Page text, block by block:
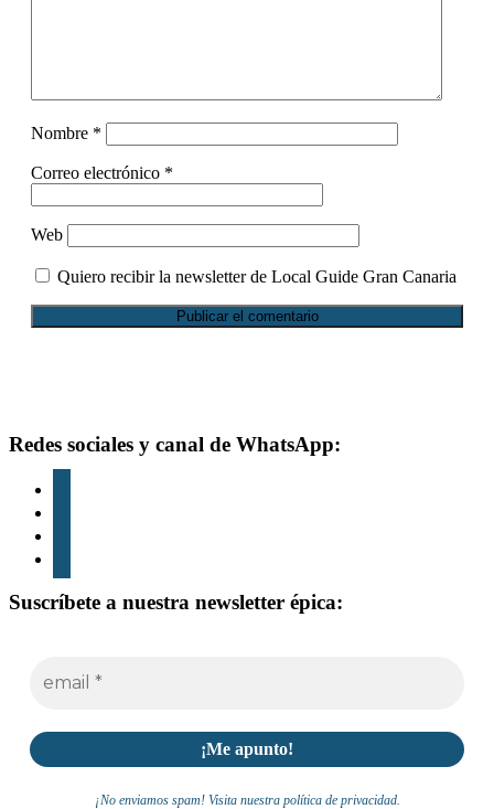
Nombre *
Correo electrónico *
Web
Quiero recibir la newsletter de Local Guide Gran Canaria
Footer
Redes sociales y canal de WhatsApp:
Suscríbete a nuestra newsletter épica:
¡No enviamos spam! Visita nuestra política de privacidad.